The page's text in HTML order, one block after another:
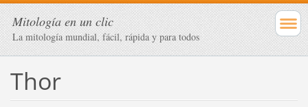
Mitología en un clic
La mitología mundial, fácil, rápida y para todos
Thor